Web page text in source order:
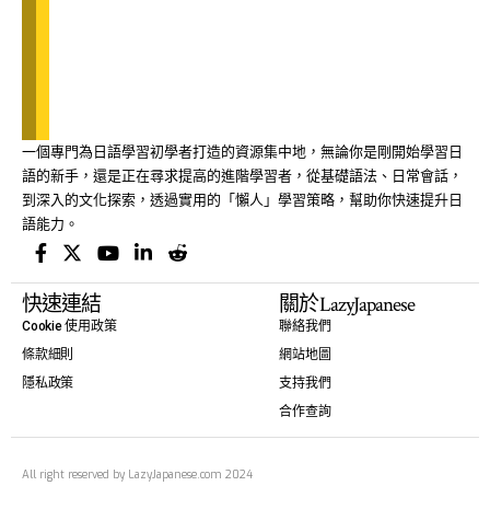
一個專門為日語學習初學者打造的資源集中地，無論你是剛開始學習日
語的新手，還是正在尋求提高的進階學習者，從基礎語法、日常會話，
到深入的文化探索，透過實用的「懶人」學習策略，幫助你快速提升日
語能力。
快速連結
Cookie 使用政策
條款細則
隱私政策
關於LazyJapanese
聯絡我們
網站地圖
支持我們
合作查詢
All right reserved by LazyJapanese.com 2024